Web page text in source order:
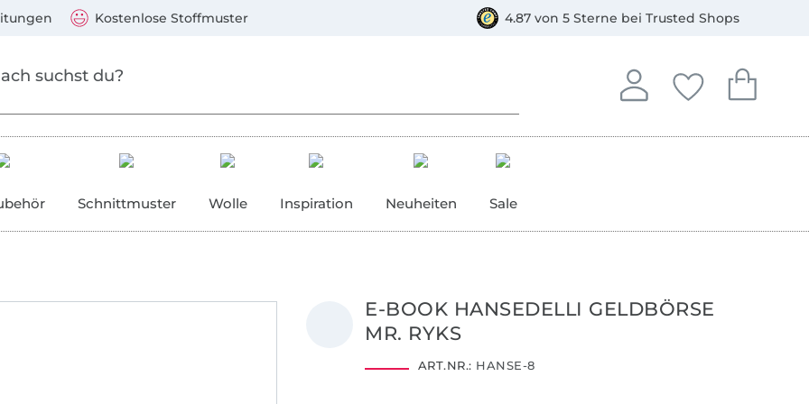
Kostenlose Stoffmuster 4.87 von 5 Sterne bei Trusted Shops
Anmelden
In deinem Konto
Deine
Du hast keine
Dein
Du hast
Schnittmuster Wolle Inspiration Neuheiten Sale
E-BOOK HANSEDELLI GELDBÖRSE
MR. RYKS
ART.NR.: HANSE-8
Mastercard, PayPal, Giropay, Kauf auf Rechnung, Vorkasse